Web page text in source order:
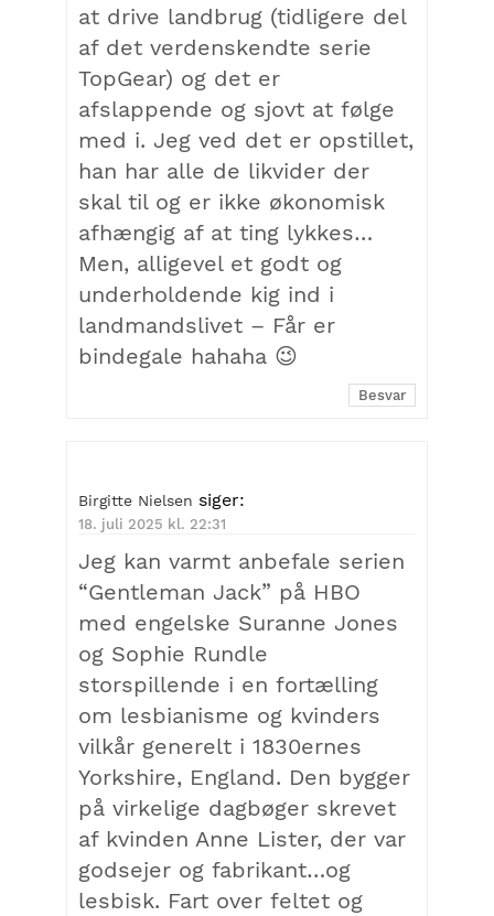
at drive landbrug (tidligere del
af det verdenskendte serie
TopGear) og det er
afslappende og sjovt at følge
med i. Jeg ved det er opstillet,
han har alle de likvider der
skal til og er ikke økonomisk
afhængig af at ting lykkes…
Men, alligevel et godt og
underholdende kig ind i
landmandslivet – Får er
bindegale hahaha 😉
Besvar
Birgitte Nielsen siger:
18. juli 2025 kl. 22:31
Jeg kan varmt anbefale serien
“Gentleman Jack” på HBO
med engelske Suranne Jones
og Sophie Rundle
storspillende i en fortælling
om lesbianisme og kvinders
vilkår generelt i 1830ernes
Yorkshire, England. Den bygger
på virkelige dagbøger skrevet
af kvinden Anne Lister, der var
godsejer og fabrikant…og
lesbisk. Fart over feltet og